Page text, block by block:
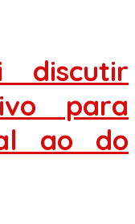
discutir
para
ao do